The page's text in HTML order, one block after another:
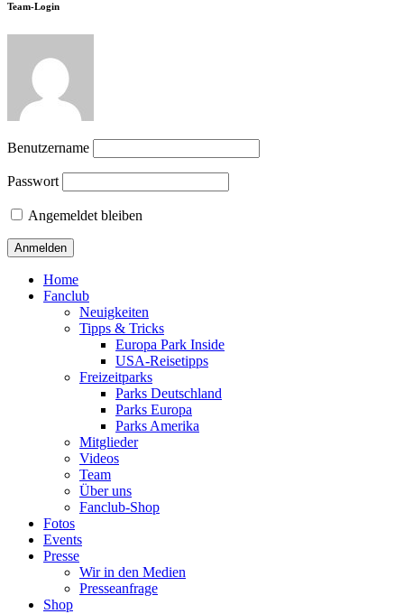
Team-Login
Benutzername
Passwort
Angemeldet bleiben
Home
Fanclub
Neuigkeiten
Tipps & Tricks
Europa Park Inside
USA-Reisetipps
Freizeitparks
Parks Deutschland
Parks Europa
Parks Amerika
Mitglieder
Videos
Team
Über uns
Fanclub-Shop
Fotos
Events
Presse
Wir in den Medien
Presseanfrage
Shop